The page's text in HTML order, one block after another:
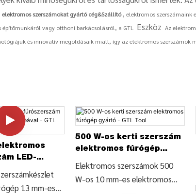
elektromos szerszámokat gyártó cég&Szállító, elektromos
vagy otthoni barkácsolásról, a GTL
Eszköz Az
és innovatív megoldásaik miatt, így az elektromos szerszámok
LED-
13 mm-es
500 W-os kerti szerszám
elektromos fúrógép
gyártó - GTL Tool
Elektromos szerszámok 500
W-os 10 mm-es elektromos